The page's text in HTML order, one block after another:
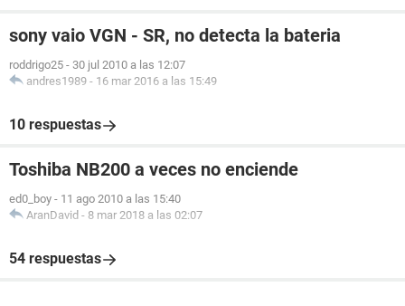
sony vaio VGN - SR, no detecta la bateria
roddrigo25 - 30 jul 2010 a las 12:07
andres1989 - 16 mar 2016 a las 15:49
10 respuestas
Toshiba NB200 a veces no enciende
ed0_boy - 11 ago 2010 a las 15:40
AranDavid - 8 mar 2018 a las 02:07
54 respuestas